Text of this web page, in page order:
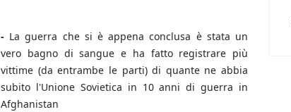
- La guerra che si è appena conclusa è stata un
vero bagno di sangue e ha fatto registrare più
vittime (da entrambe le parti) di quante ne abbia
subito l'Unione Sovietica in 10 anni di guerra in
Afghanistan